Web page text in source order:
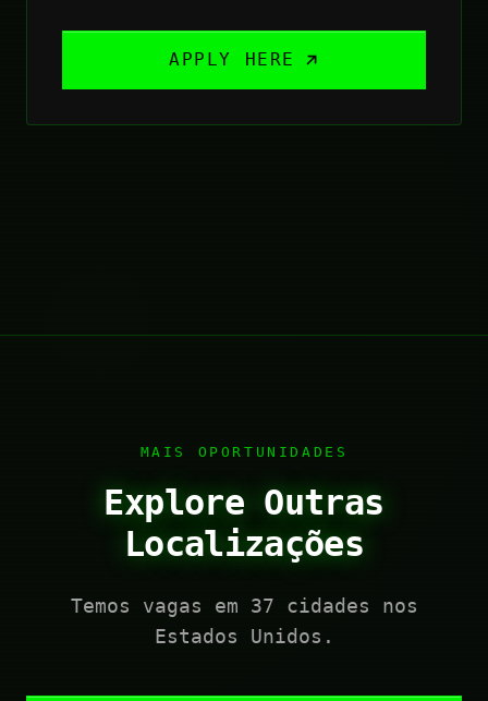
APPLY HERE
MAIS OPORTUNIDADES
Explore Outras
Localizações
Temos vagas em 37 cidades nos
Estados Unidos.